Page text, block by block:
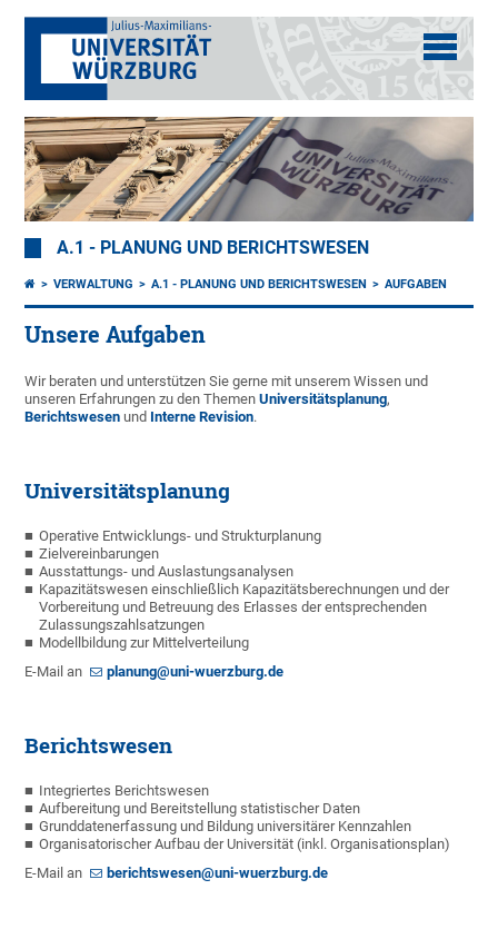
A.1 - PLANUNG UND BERICHTSWESEN
VERWALTUNG A.1 - PLANUNG UND BERICHTSWESEN AUFGABEN
Unsere Aufgaben
Wir beraten und unterstützen Sie gerne mit unserem Wissen und
unseren Erfahrungen zu den ThemenUniversitätsplanung,
Berichtswesen und Interne Revision.
Universitätsplanung
Operative Entwicklungs- und Strukturplanung
Zielvereinbarungen
Ausstattungs- und Auslastungsanalysen
Kapazitätswesen einschließlich Kapazitätsberechnungen und der
Vorbereitung und Betreuung des Erlasses der entsprechenden
Zulassungszahlsatzungen
Modellbildung zur Mittelverteilung
E-Mail an
planung@uni-wuerzburg.de
Berichtswesen
Integriertes Berichtswesen
Aufbereitung und Bereitstellung statistischer Daten
Grunddatenerfassung und Bildung universitärer Kennzahlen
Organisatorischer Aufbau der Universität (inkl. Organisationsplan)
E-Mail an
berichtswesen@uni-wuerzburg.de